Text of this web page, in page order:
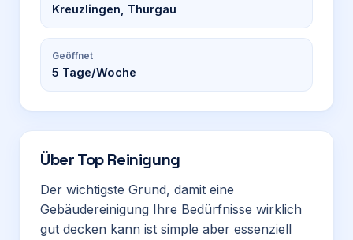
Kreuzlingen, Thurgau
Geöffnet
5 Tage/Woche
ÜberTop Reinigung
Der wichtigste Grund, damit eine
Gebäudereinigung Ihre Bedürfnisse wirklich
gut decken kann ist simple aber essenziell